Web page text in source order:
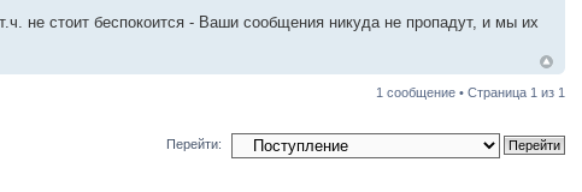
не стоит беспокоится - Ваши сообщения никуда не пропадут, и мы их
1 сообщение • Страница 1 из 1
Перейти: